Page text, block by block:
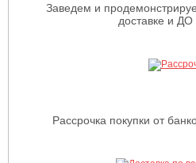
Заведем и
доставке и ДО
Рассрочка покупки от